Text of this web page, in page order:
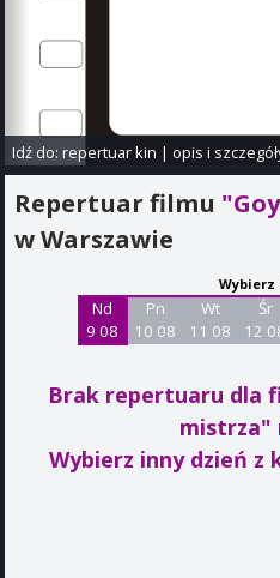
Idź do:repertuar kin |opis i
Repertuar filmu
w Warszawie
Wybierz
Nd
9 08
Pn
10 08
Wt
11 08
Śr
12
Brak repertuaru dla
mistrza"
Wybierz inny dzień z